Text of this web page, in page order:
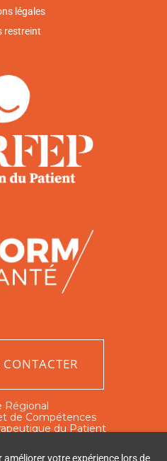
légales
restreint
Régional
de Compétences
du Patient
votre expérience lors de